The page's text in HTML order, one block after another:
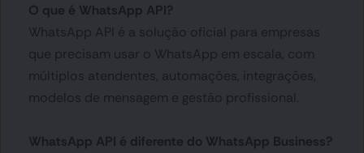
O que é WhatsApp API?
WhatsApp API é a solução oficial para empresas
que precisam usar o WhatsApp em escala, com
múltiplos atendentes, automações, integrações,
modelos de mensagem e gestão profissional.
WhatsApp API é diferente do WhatsApp Business?